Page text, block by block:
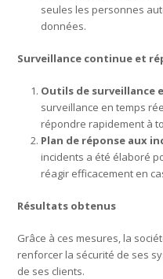
seules les personnes
données.
Surveillance continue et
Outils de surveillance
surveillance en temps
répondre rapidement à
Plan de réponse aux
incidents a été élaboré
réagir efficacement en
Résultats obtenus
Grâce à ces mesures, la
renforcer la sécurité de ses
de ses clients.